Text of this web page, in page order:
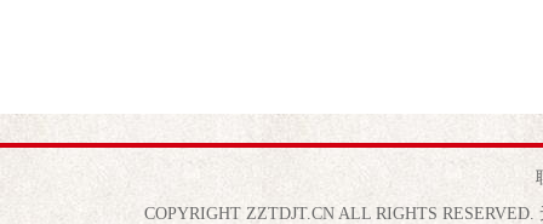
COPYRIGHT ZZTDJT.CN ALL RIGHTS